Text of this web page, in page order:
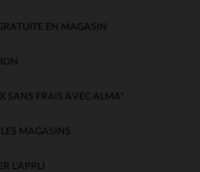
EN MAGASIN
SANS FRAIS AVEC ALMA*
MAGASINS
L'APPLI